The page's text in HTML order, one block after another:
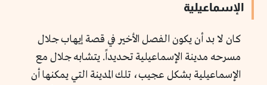
الإسماعيلية
كان لا بد أن يكون الفصل الأخير في قصة إيهاب جلال
مسرحه مدينة الإسماعيلية تحديداً. يتشابه جلال مع
الإسماعيلية بشكل عجيب، تلك المدينة التي يمكنها أن